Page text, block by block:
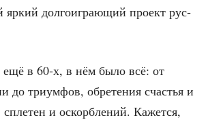
яркий дол­го­игра­ю­щий про­ект рус­
ещё в 60‑х, в нём было всё: от
до три­ум­фов, обре­те­ния сча­стья и
и оскорб­ле­ний. Кажет­ся,